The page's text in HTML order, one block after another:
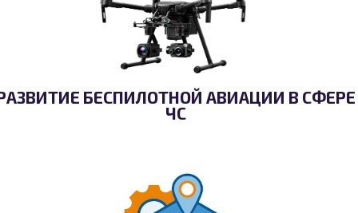
БЕСПИЛОТНОЙ АВИАЦИИ В СФЕРЕ
ЧС